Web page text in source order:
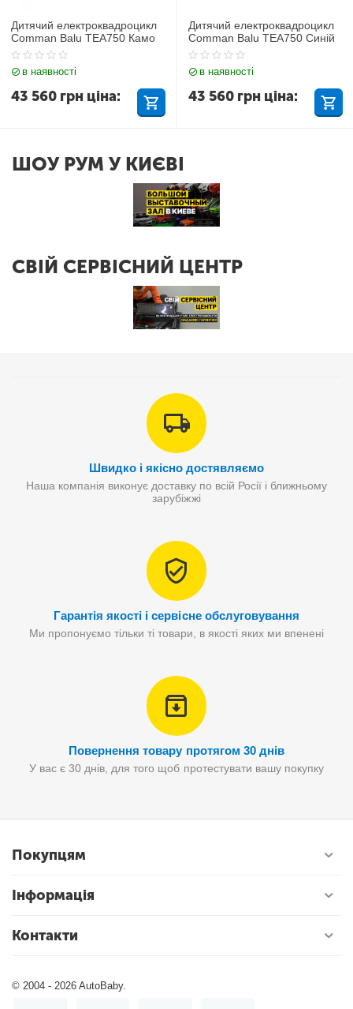
Дитячий електроквадроцикл
Comman Balu TEA750 Камо
в наявності
43 560 грн ціна:
Дитячий електроквадроцикл
Comman Balu TEA750 Синій
в наявності
43 560 грн ціна:
ШОУ РУМ У КИЄВІ
СВІЙ СЕРВІСНИЙ ЦЕНТР
Швидко і якісно достявляємо
Наша компанія виконує доставку по всій Росії і ближньому
зарубіжжі
Гарантія якості і сервісне обслуговування
Ми пропонуємо тільки ті товари, в якості яких ми впенені
Повернення товару протягом 30 днів
У вас є 30 днів, для того щоб протестувати вашу покупку
Покупцям
Інформація
Контакти
© 2004 - 2026 AutoBaby.